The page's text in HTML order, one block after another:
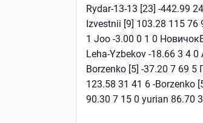
Rydar-13-13 [23] -442.99
Izvestnii [9] 103.28 115 76
1 Joo -3.00 0 1 0
Leha-Yzbekov -18.66 3 4
Borzenko [5] -37.20 7 69
123.58 31 41 6 -Borzenko
90.30 7 15 0 yurian 86.70